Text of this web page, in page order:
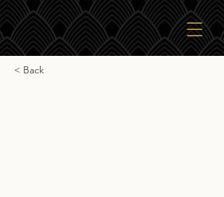
< Back